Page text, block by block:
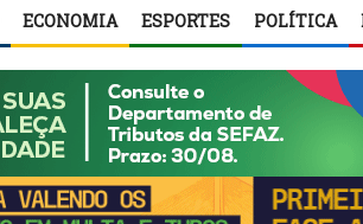
ECONOMIA ESPORTES POLÍTICA